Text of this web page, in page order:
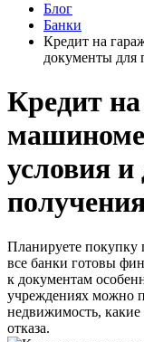
Блог
Банки
Кредит на
документы для
Кредит
условия
Планируете покупку
все банки готовы
к документам
учреждениях можно
недвижимость, какие
отказа.